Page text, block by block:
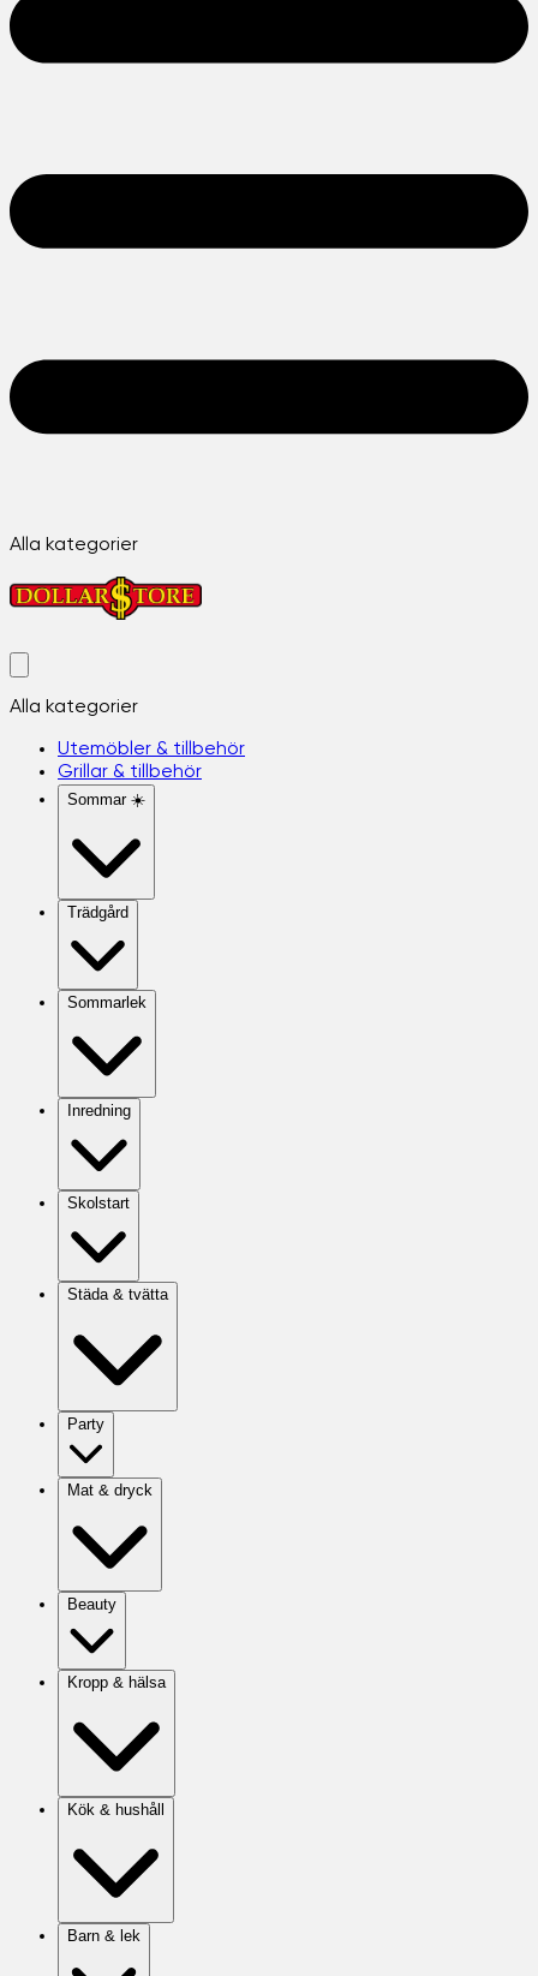
Alla kategorier
Alla kategorier
Utemöbler & tillbehör
Grillar & tillbehör
Sommar ☀️
Trädgård
Sommarlek
Inredning
Skolstart
Städa & tvätta
Party
Mat & dryck
Beauty
Kropp & hälsa
Kök & hushåll
Barn & lek